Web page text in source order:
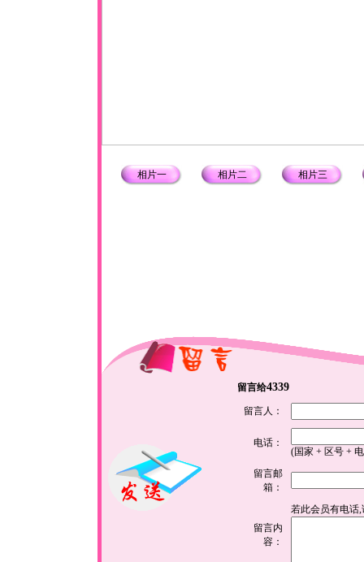
相片一 相片二 相片三
留言给4339
留言人：
电话：
(国家 + 区号 +
留言邮
箱：
留言内
容：
若此会员有电话